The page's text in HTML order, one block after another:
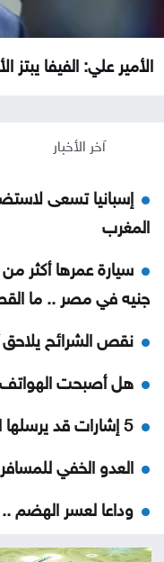
الأمير علي: الفيفا يبتز
آخر الأخبار
المغرب
جنيه في مصر .. ما
نقص الشرائح
هل أصبحت الهواتف
5 إشارات قد يرسلها القلب قبل الجلطة .. لا تتجاهلها
العدو الخفي
وداعا لعسر الهضم